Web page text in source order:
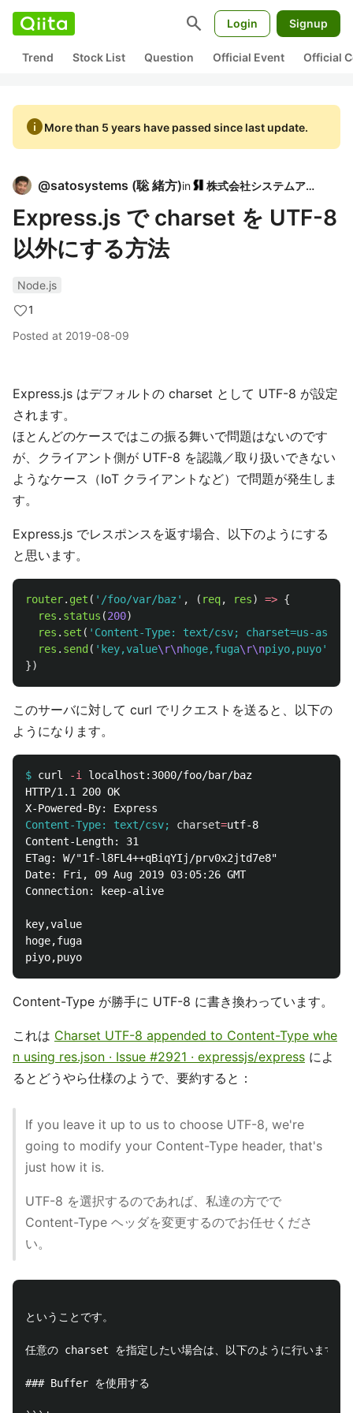
search Login Signup
Trend Stock List Question Official Event Official
infoMore than 5 years have passed since last update.
@satosystems (聡 緒方)in 株式会社システムアイ
Express.js で charset を UTF-8
以外にする方法
Node.js
1
Posted at 2019-08-09
Express.js はデフォルトの charset として UTF-8 が設定
されます。
ほとんどのケースではこの振る舞いで問題はないのです
が、クライアント側が UTF-8 を認識／取り扱いできない
ようなケース（IoT クライアントなど）で問題が発生しま
す。
Express.js でレスポンスを返す場合、以下のようにする
と思います。
router. get ( ' /foo/var/baz ' , ( req, res) => {
res . status (200)
res . set ( ' Content-Type: text/csv; charset=us-ascii
res . send ( ' key,value\r\nhoge,fuga\r\npiyo,puyo'
})
このサーバに対して curl でリクエストを送ると、以下の
ようになります。
$ curl -i
HTTP/1.1 200 OK
Content-Type: text/csv;
charset=
Content-Length: 31
ETag: W/"1f-l8FL4++qBiqYIj/prv0x2jtd7e8"
Date: Fri, 09 Aug 2019 03:05:26 GMT
Connection: keep-alive
key,value
hoge,fuga
Content-Type が勝手に UTF-8 に書き換わっています。
これは Charset UTF-8 appended to Content-Type whe
n using res.json · Issue #2921 · expressjs/express によ
るとどうやら仕様のようで、要約すると：
If you leave it up to us to choose UTF-8, we're
going to modify your Content-Type header, that's
just how it is.
UTF-8 を選択するのであれば、私達の方でで
Content-Type ヘッダを変更するのでお任せくださ
い。
ということです。
任意の charset を指定したい場合は、以下のように行います。
### Buffer を使用する